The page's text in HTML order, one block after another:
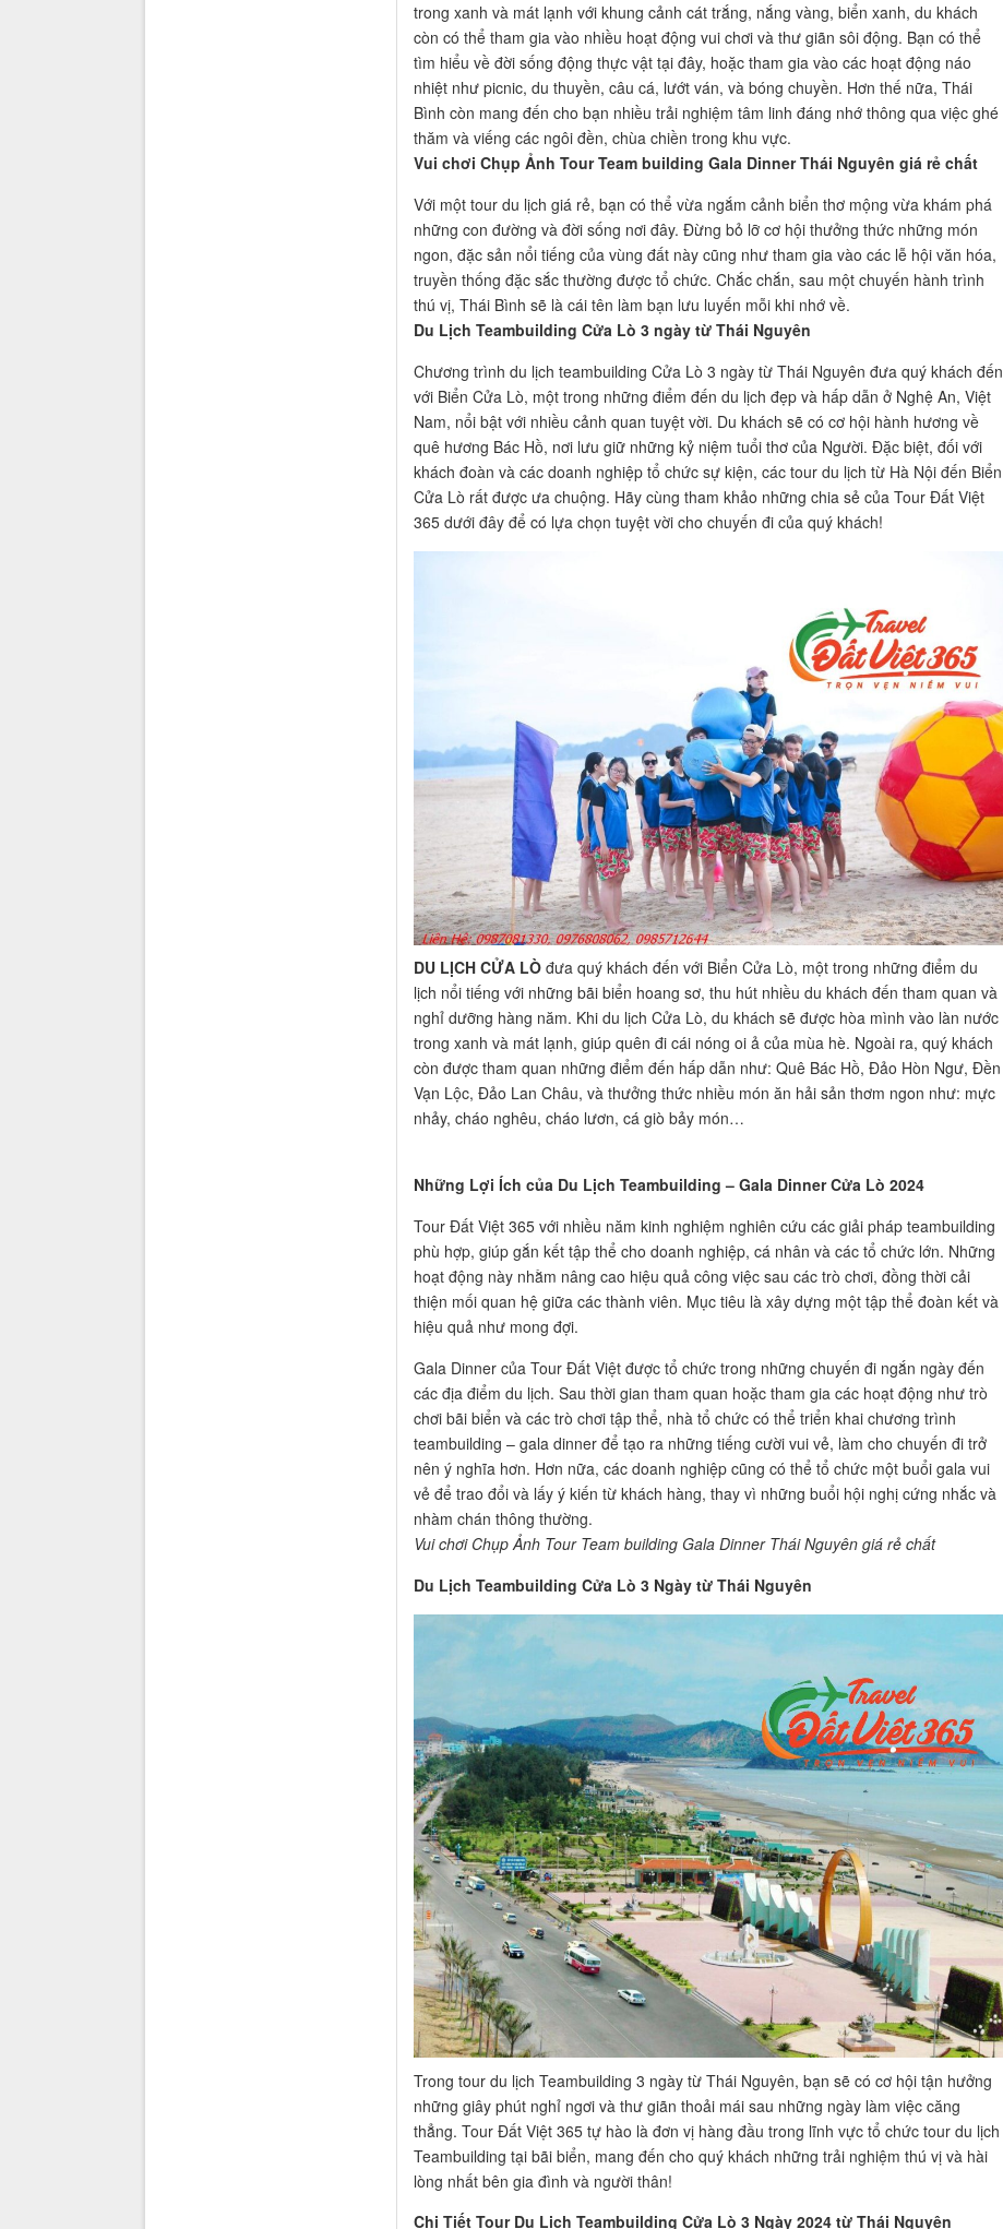
trong xanh và mát lạnh với khung cảnh cát trắng, nắng vàng, biển xanh, du khách
còn có thể tham gia vào nhiều hoạt động vui chơi và thư giãn sôi động. Bạn có thể
tìm hiểu về đời sống động thực vật tại đây, hoặc tham gia vào các hoạt động náo
nhiệt như picnic, du thuyền, câu cá, lướt ván, và bóng chuyền. Hơn thế nữa, Thái
Bình còn mang đến cho bạn nhiều trải nghiệm tâm linh đáng nhớ thông qua việc ghé
thăm và viếng các ngôi đền, chùa chiền trong khu vực.
Vui chơi Chụp Ảnh Tour Team building Gala Dinner Thái Nguyên giá rẻ chất
Với một tour du lịch giá rẻ, bạn có thể vừa ngắm cảnh biển thơ mộng vừa khám phá
những con đường và đời sống nơi đây. Đừng bỏ lỡ cơ hội thưởng thức những món
ngon, đặc sản nổi tiếng của vùng đất này cũng như tham gia vào các lễ hội văn hóa,
truyền thống đặc sắc thường được tổ chức. Chắc chắn, sau một chuyến hành trình
thú vị, Thái Bình sẽ là cái tên làm bạn lưu luyến mỗi khi nhớ về.
Du Lịch Teambuilding Cửa Lò 3 ngày từ Thái Nguyên
Chương trình du lịch teambuilding Cửa Lò 3 ngày từ Thái Nguyên đưa quý khách đến
với Biển Cửa Lò, một trong những điểm đến du lịch đẹp và hấp dẫn ở Nghệ An, Việt
Nam, nổi bật với nhiều cảnh quan tuyệt vời. Du khách sẽ có cơ hội hành hương về
quê hương Bác Hồ, nơi lưu giữ những kỷ niệm tuổi thơ của Người. Đặc biệt, đối với
khách đoàn và các doanh nghiệp tổ chức sự kiện, các tour du lịch từ Hà Nội đến Biển
Cửa Lò rất được ưa chuộng. Hãy cùng tham khảo những chia sẻ của Tour Đất Việt
365 dưới đây để có lựa chọn tuyệt vời cho chuyến đi của quý khách!
DU LỊCH CỬA LÒđưa quý khách đến với Biển Cửa Lò, một trong những điểm du
lịch nổi tiếng với những bãi biển hoang sơ, thu hút nhiều du khách đến tham quan và
nghỉ dưỡng hàng năm. Khi du lịch Cửa Lò, du khách sẽ được hòa mình vào làn nước
trong xanh và mát lạnh, giúp quên đi cái nóng oi ả của mùa hè. Ngoài ra, quý khách
còn được tham quan những điểm đến hấp dẫn như: Quê Bác Hồ, Đảo Hòn Ngư, Đền
Vạn Lộc, Đảo Lan Châu, và thưởng thức nhiều món ăn hải sản thơm ngon như: mực
nhảy, cháo nghêu, cháo lươn, cá giò bảy món…
Những Lợi Ích của Du Lịch Teambuilding – Gala Dinner Cửa Lò 2024
Tour Đất Việt 365 với nhiều năm kinh nghiệm nghiên cứu các giải pháp teambuilding
phù hợp, giúp gắn kết tập thể cho doanh nghiệp, cá nhân và các tổ chức lớn. Những
hoạt động này nhằm nâng cao hiệu quả công việc sau các trò chơi, đồng thời cải
thiện mối quan hệ giữa các thành viên. Mục tiêu là xây dựng một tập thể đoàn kết và
hiệu quả như mong đợi.
Gala Dinner của Tour Đất Việt được tổ chức trong những chuyến đi ngắn ngày đến
các địa điểm du lịch. Sau thời gian tham quan hoặc tham gia các hoạt động như trò
chơi bãi biển và các trò chơi tập thể, nhà tổ chức có thể triển khai chương trình
teambuilding – gala dinner để tạo ra những tiếng cười vui vẻ, làm cho chuyến đi trở
nên ý nghĩa hơn. Hơn nữa, các doanh nghiệp cũng có thể tổ chức một buổi gala vui
vẻ để trao đổi và lấy ý kiến từ khách hàng, thay vì những buổi hội nghị cứng nhắc và
nhàm chán thông thường.
Vui chơi Chụp Ảnh Tour Team building Gala Dinner Thái Nguyên giá rẻ chất
Du Lịch Teambuilding Cửa Lò 3 Ngày từ Thái Nguyên
Trong tour du lịch Teambuilding 3 ngày từ Thái Nguyên, bạn sẽ có cơ hội tận hưởng
những giây phút nghỉ ngơi và thư giãn thoải mái sau những ngày làm việc căng
thẳng. Tour Đất Việt 365 tự hào là đơn vị hàng đầu trong lĩnh vực tổ chức tour du lịch
Teambuilding tại bãi biển, mang đến cho quý khách những trải nghiệm thú vị và hài
lòng nhất bên gia đình và người thân!
Chi Tiết Tour Du Lịch Teambuilding Cửa Lò 3 Ngày 2024 từ Thái Nguyên